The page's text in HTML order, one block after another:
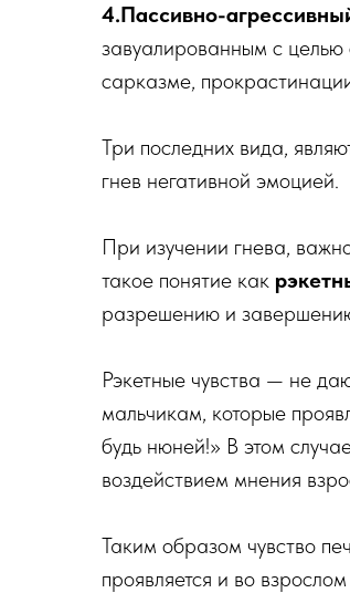
4.Пассивно-
завуалированным с целью
сарказме,
Три последних вида,
гнев негативной эмоцией.
При изучении гнева,
такое понятие как
разрешению и
Рэкетные чувства — не
мальчикам, которые
будь нюней!» В этом
воздействием мнения
Таким образом чувство
проявляется и во